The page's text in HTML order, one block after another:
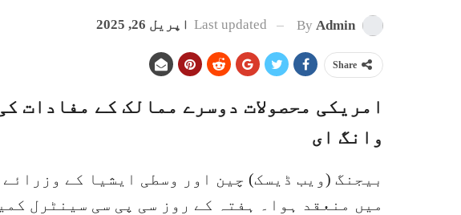
By Admin
Last updated اپریل 26, 2025
Share
امریکی محصولات دوسرے ممالک کے مفادات
وانگ ای
بیجنگ (ویب ڈیسک) چین اور وسطی ایشیا کے
میں منعقد ہوا۔ ہفتہ کے روز سی پی سی سینٹرل